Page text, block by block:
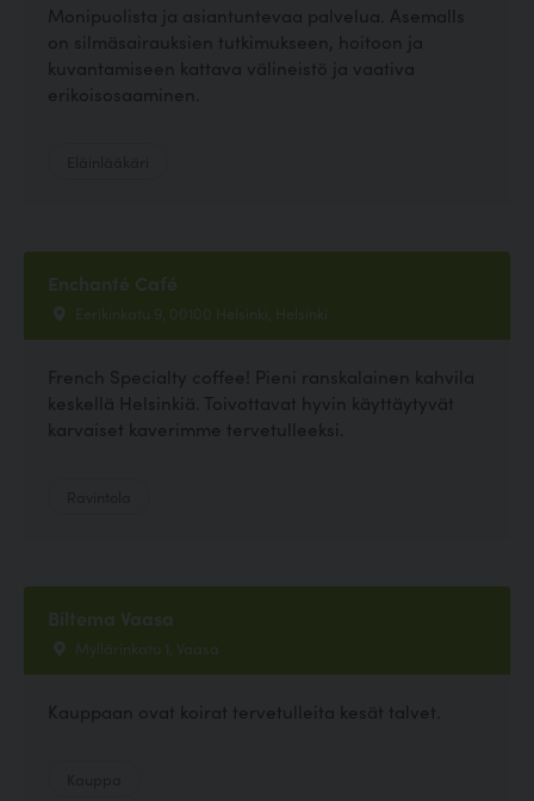
Monipuolista ja asiantuntevaa palvelua. Asemalls
on silmäsairauksien tutkimukseen, hoitoon ja
kuvantamiseen kattava välineistö ja vaativa
erikoisosaaminen.
Enchanté Café
Eerikinkatu 9, 00100 Helsinki, Helsinki
French Specialty coffee! Pieni ranskalainen kahvila
keskellä Helsinkiä. Toivottavat hyvin käyttäytyvät
karvaiset kaverimme tervetulleeksi.
Biltema Vaasa
Myllärinkatu 1, Vaasa
Kauppaan ovat koirat tervetulleita kesät talvet.